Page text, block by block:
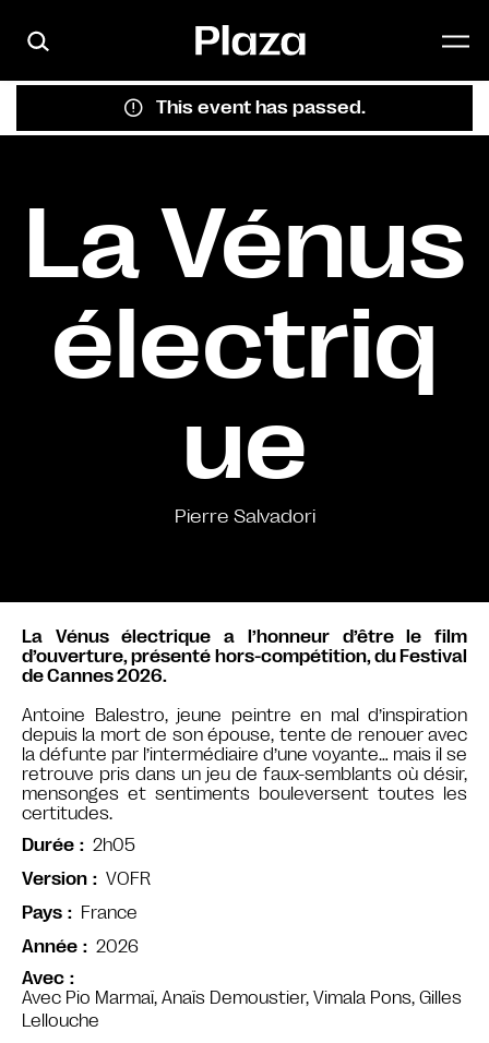
This event has passed.
La Vénus
électriq
ue
Pierre Salvadori
Avec
Avec Pio Marmaï, Anaïs Demoustier, Vimala Pons, Gilles
Lellouche
La Vénus électrique a l’honneur d’être le film
d’ouverture, présenté hors-compétition, du Festival
de Cannes 2026.
Antoine Balestro, jeune peintre en mal d’inspiration
depuis la mort de son épouse, tente de renouer avec
la défunte par l’intermédiaire d’une voyante… mais il se
retrouve pris dans un jeu de faux-semblants où désir,
mensonges et sentiments bouleversent toutes les
certitudes.
Durée
2h05
Version
VOFR
Pays
France
Année
2026